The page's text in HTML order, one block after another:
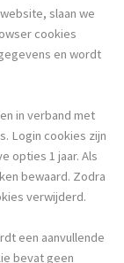
slaan we
cookies
en wordt
in verband met
Login cookies zijn
opties 1 jaar. Als
bewaard. Zodra
verwijderd.
een aanvullende
bevat geen